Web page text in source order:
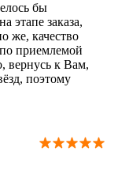
бы
этапе заказа,
же, качество
приемлемой
вернусь к Вам,
поэтому